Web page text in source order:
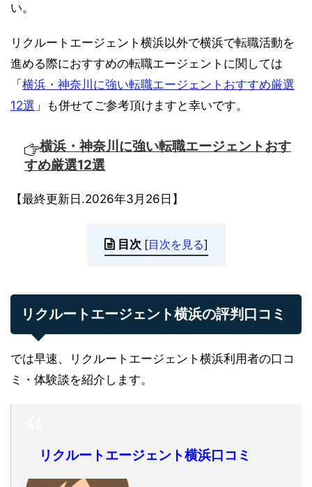
い。
リクルートエージェント横浜以外で横浜で転職活動を
進める際におすすめの転職エージェントに関しては
「 横浜・神奈川に強い転職エージェントおすすめ厳選
12選 」も併せてご参考頂けますと幸いです。
横浜・神奈川に強い転職エージェントおす
すめ厳選12選
【最終更新日.2026年3月26日】
目次 [目次を見る]
リクルートエージェント横浜の評判口コミ
では早速、リクルートエージェント横浜利用者の口コ
ミ・体験談を紹介します。
リクルートエージェント横浜口コミ